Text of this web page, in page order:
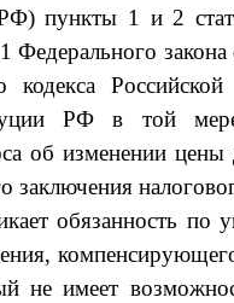
РФ) пункты 1 и 2
1 Федерального
кодекса
РФ в той
об изменении
заключения
обязанность
не имеет